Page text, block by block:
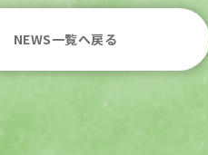
NEWS一覧へ戻る